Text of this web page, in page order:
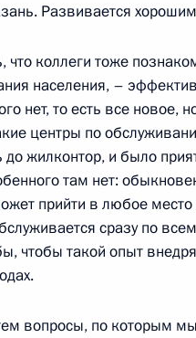
с Председателем
года, 21:26 Сочи, Бочаров
с Министром
Германом Грефом,
и Министром
года, 11:00
Развивается
что коллеги тоже
населения, –
нет, то есть все новое,
центры по
до жилконтор, и было
там нет:
прийти в любое
сразу по
чтобы такой опыт
вопросы, по которым